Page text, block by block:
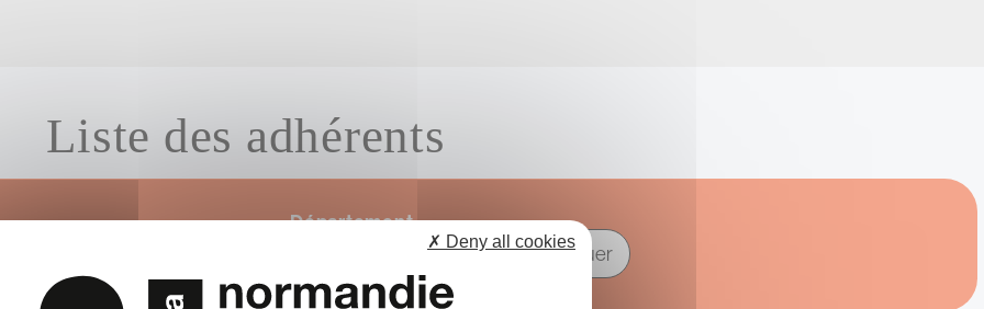
Liste des adhérents
adhérent Département
✗ Deny all cookies